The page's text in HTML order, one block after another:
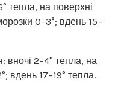
тепла, на поверхні
0–3°; вдень 15–
вночі 2–4° тепла, на
вдень 17–19° тепла.